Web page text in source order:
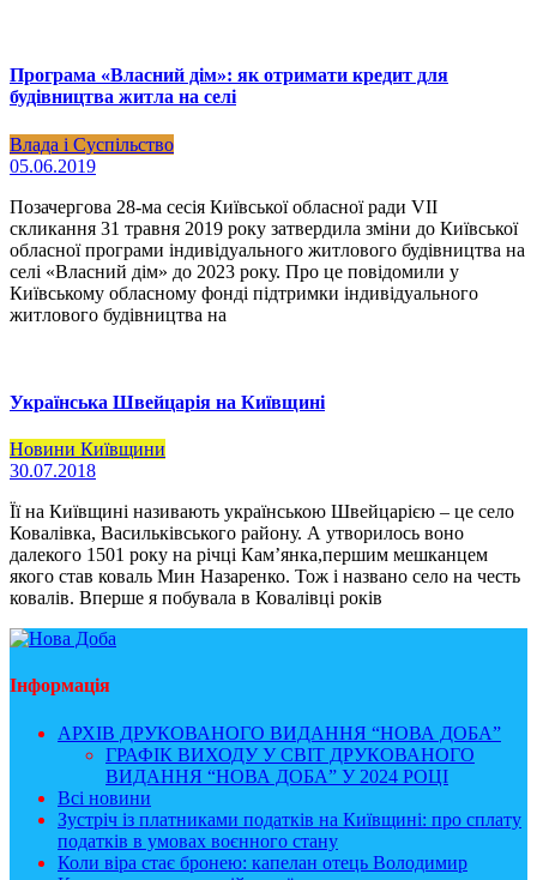
Програма «Власний дім»: як отримати кредит для
будівництва житла на селі
Влада і Суспільство
05.06.2019
Позачергова 28-ма сесія Київської обласної ради VII
скликання 31 травня 2019 року затвердила зміни до Київської
обласної програми індивідуального житлового будівництва на
селі «Власний дім» до 2023 року. Про це повідомили у
Київському обласному фонді підтримки індивідуального
житлового будівництва на
Українська Швейцарія на Київщині
Новини Київщини
30.07.2018
Її на Київщині називають українською Швейцарією – це село
Ковалівка, Васильківського району. А утворилось воно
далекого 1501 року на річці Кам’янка,першим мешканцем
якого став коваль Мин Назаренко. Тож і названо село на честь
ковалів. Вперше я побувала в Ковалівці років
Інформація
АРХІВ ДРУКОВАНОГО ВИДАННЯ “НОВА ДОБА”
ГРАФІК ВИХОДУ У СВІТ ДРУКОВАНОГО
ВИДАННЯ “НОВА ДОБА” У 2024 РОЦІ
Всі новини
Зустріч із платниками податків на Київщині: про сплату
податків в умовах воєнного стану
Коли віра стає бронею: капелан отець Володимир